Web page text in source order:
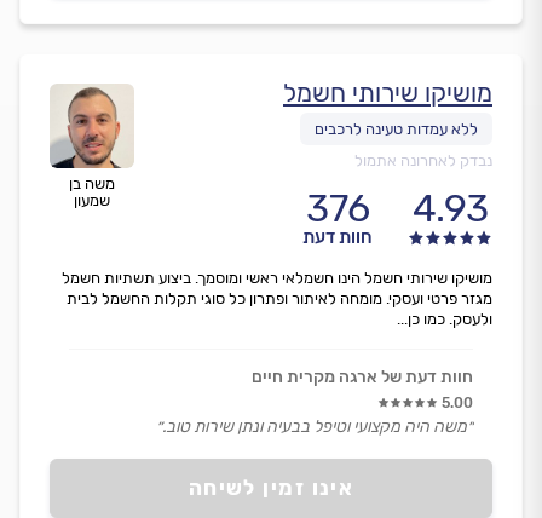
משה בן
שמעון
מושיקו שירותי חשמל
נבדק לאחרונה אתמול
4.93
376
חוות דעת
אינו זמין לשיחה
מושיקו שירותי חשמל הינו חשמלאי ראשי ומוסמך. ביצוע תשתיות חשמל
מגזר פרטי ועסקי. מומחה לאיתור ופתרון כל סוגי תקלות החשמל לבית
ולעסק. כמו כן...
חוות דעת של ארגה מקרית חיים
5.00
״משה היה מקצועי וטיפל בבעיה ונתן שירות טוב.״